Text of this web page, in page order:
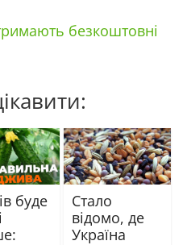
безкоштовні
буде
Стало
відомо, де
Україна